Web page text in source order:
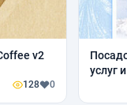
v2
128 0
услуг